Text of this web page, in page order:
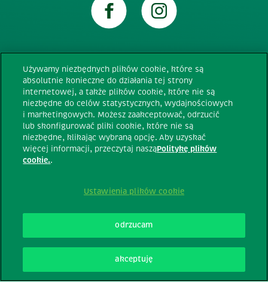
Wymagania techniczne
Regulamin
Polityka prywatności
Wszelkie prawa zastrzeżone © Tic Tac© 2026
Używamy niezbędnych plików cookie, które są
absolutnie konieczne do działania tej strony
internetowej, a także plików cookie, które nie są
niezbędne do celów statystycznych, wydajnościowych
i marketingowych. Możesz zaakceptować, odrzucić
lub skonfigurować pliki cookie, które nie są
niezbędne, klikając wybraną opcję. Aby uzyskać
więcej informacji, przeczytaj nasząPolitykę plików
cookie..
Ustawienia plików cookie
odrzucam
akceptuję